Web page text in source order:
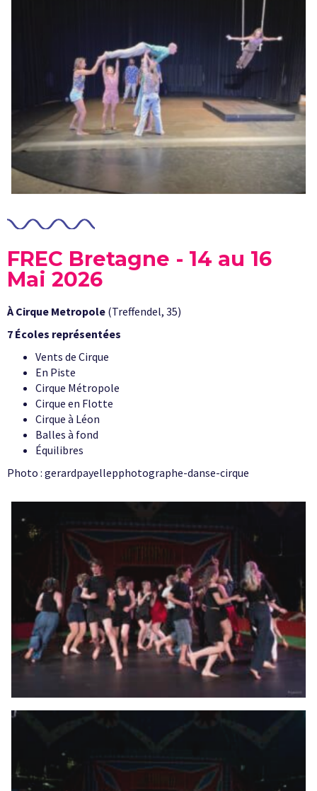
FREC Bretagne - 14 au 16
Mai 2026
À Cirque Metropole (Treffendel, 35)
7 Écoles représentées
Vents de Cirque
En Piste
Cirque Métropole
Cirque en Flotte
Cirque à Léon
Balles à fond
Équilibres
Photo : gerardpayellepphotographe-danse-cirque